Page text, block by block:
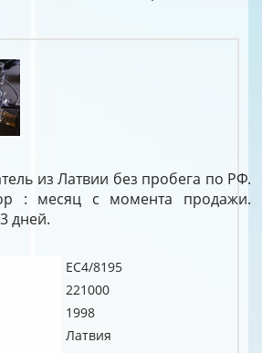
из Латвии без пробега по РФ.
: месяц с момента продажи.
дней.
EC4/8195
221000
1998
Латвия